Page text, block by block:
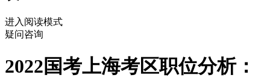
进入阅读模式
疑问咨询
2022国考上海考区职位分析：